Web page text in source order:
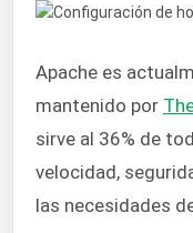
Apache es
mantenido por
sirve al 36% de
velocidad,
las necesidades